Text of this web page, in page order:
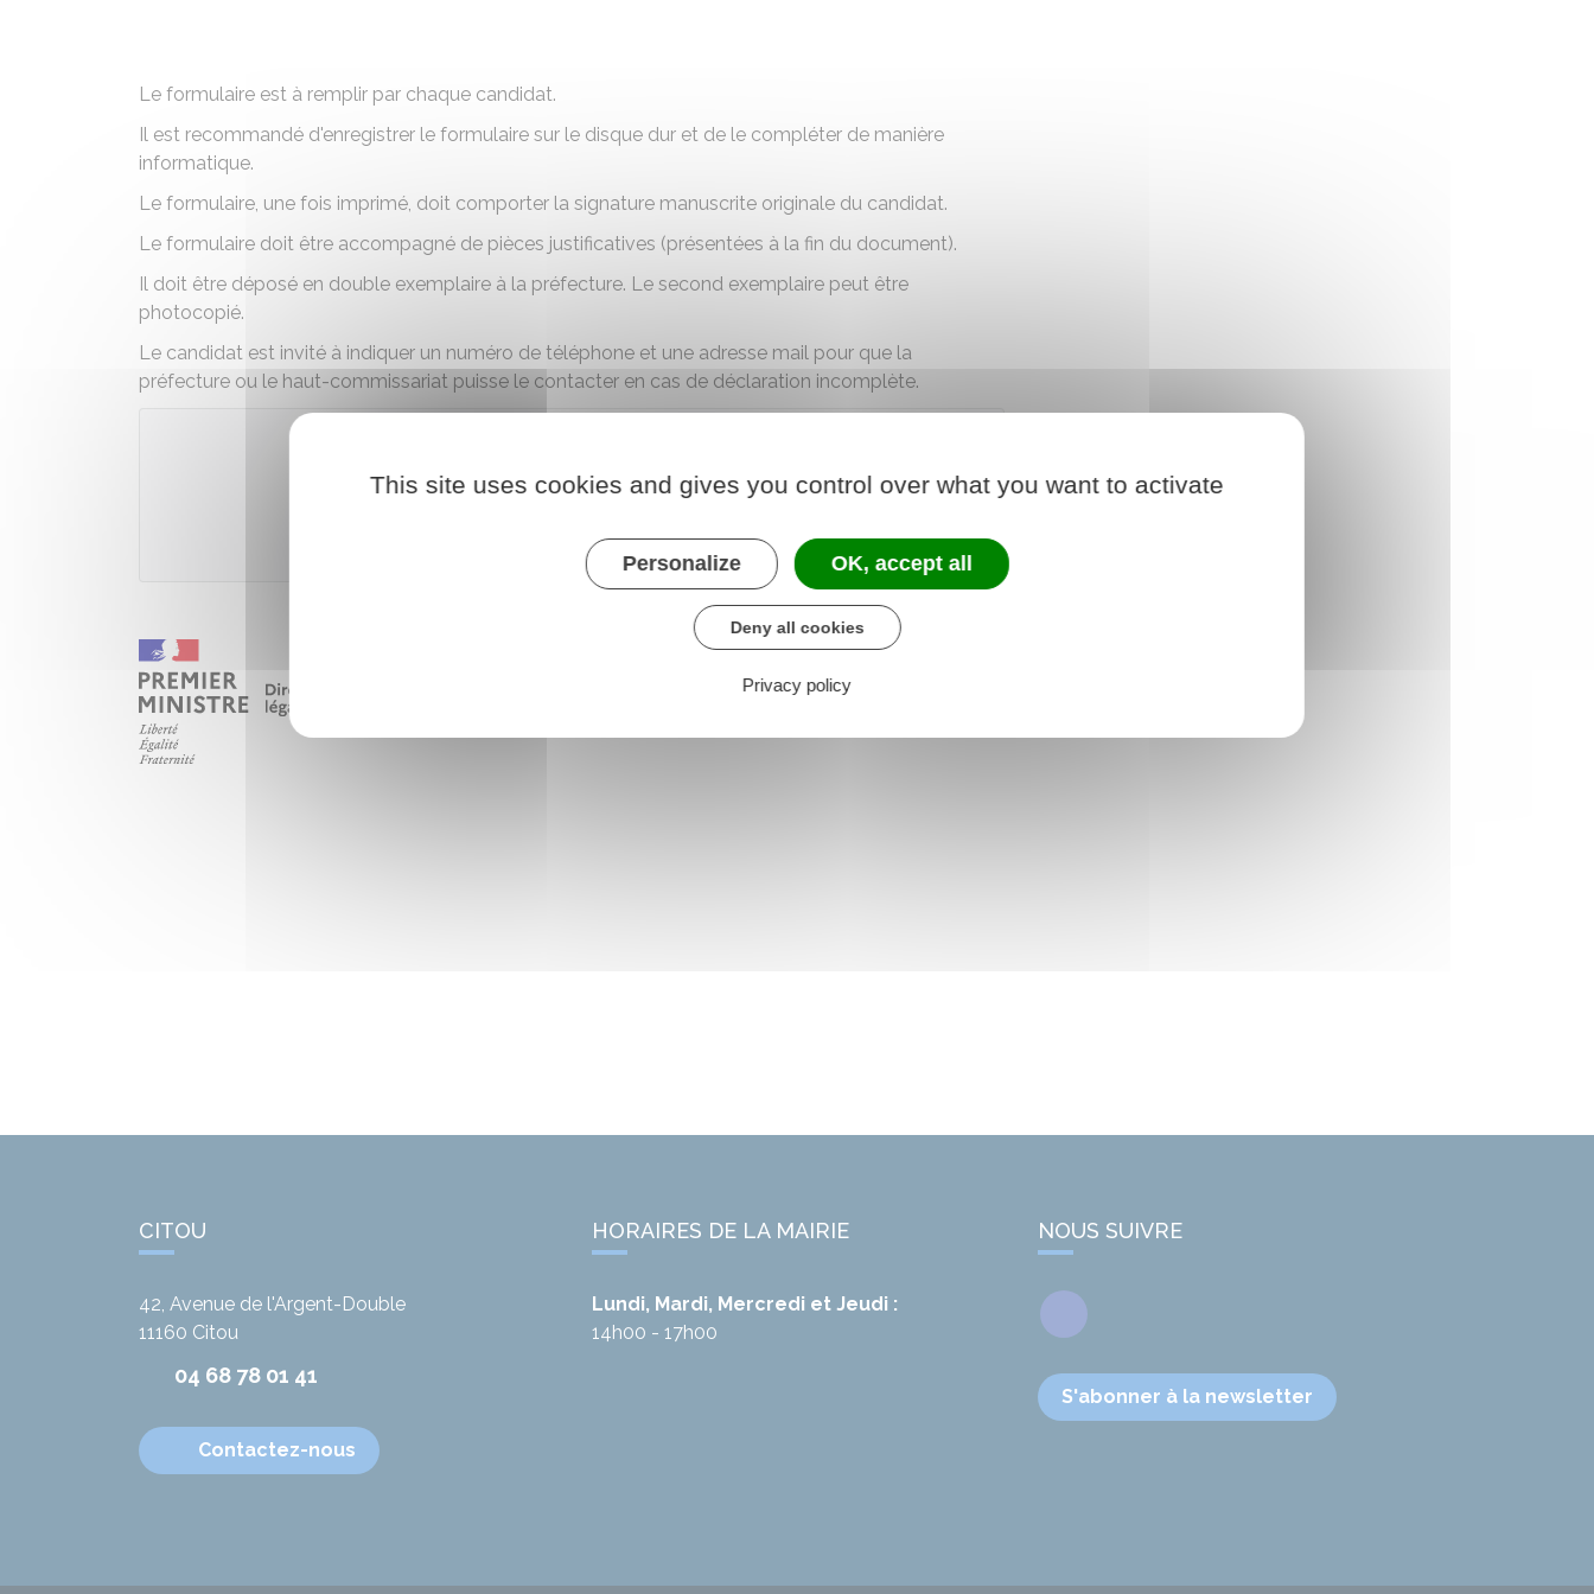
Le formulaire est à remplir par chaque candidat.
Il est recommandé d'enregistrer le formulaire sur le disque dur et de le compléter de manière
informatique.
Le formulaire, une fois imprimé, doit comporter la signature manuscrite originale du candidat.
Le formulaire doit être accompagné de pièces justificatives (présentées à la fin du document).
Il doit être déposé en double exemplaire à la préfecture. Le second exemplaire peut être
photocopié.
Le candidat est invité à indiquer un numéro de téléphone et une adresse mail pour que la
préfecture ou le haut-commissariat puisse le contacter en cas de déclaration incomplète.
Télécharger le formulaire (653.8 KB)
Ministère chargé de l'intérieur
CITOU
42, Avenue de l'Argent-Double
11160 Citou
04 68 78 01 41
Contactez-nous
HORAIRES DE LA MAIRIE
Lundi, Mardi, Mercredi et Jeudi :
14h00 - 17h00
NOUS SUIVRE
Facebook
S'abonner à la newsletter
This site uses cookies and gives you control over what you want to activate
Personalize OK, accept all
Deny all cookies
Privacy policy